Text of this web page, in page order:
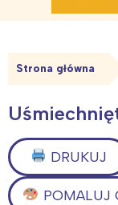
Strona główna
DRUKUJ
POMALUJ